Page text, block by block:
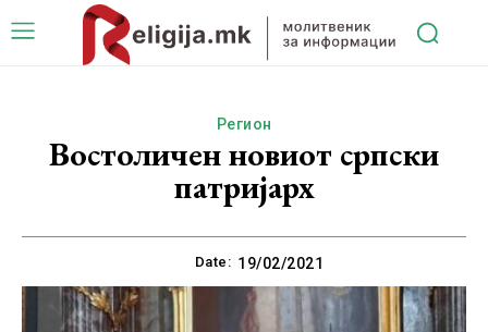
Регион
Востоличен новиот српски
патријарх
Date: 19/02/2021